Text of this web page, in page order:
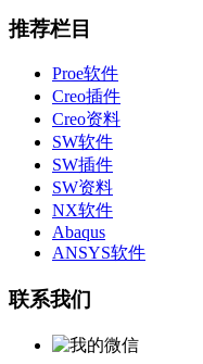
推荐栏目
Proe软件
Creo插件
Creo资料
SW软件
SW插件
SW资料
NX软件
Abaqus
ANSYS软件
联系我们